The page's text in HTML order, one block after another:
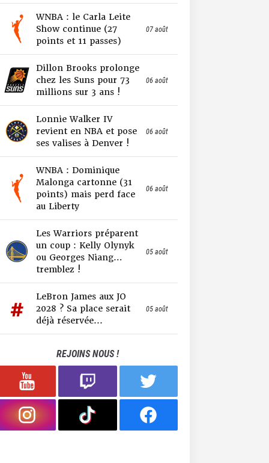
WNBA : le Carla Leite
Show continue (27
points et 11 passes)
07 août
Dillon Brooks prolonge
chez les Suns pour 73
millions sur 3 ans !
06 août
Lonnie Walker IV
revient en NBA et pose
ses valises à Denver !
06 août
WNBA : Dominique
Malonga cartonne (31
points) mais perd face
au Liberty
06 août
Les Warriors préparent
un coup : Kelly Olynyk
ou Georges Niang…
tremblez !
05 août
LeBron James aux JO
2028 ? Sa place serait
déjà réservée...
05 août
REJOINS NOUS !